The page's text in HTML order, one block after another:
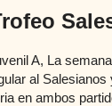
A, La
al
en ambos